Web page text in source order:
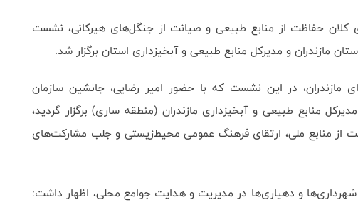
حفاظت از منابع طبیعی و صیانت از جنگل‌های هیرکانی، نشست
مازندران و مدیرکل منابع طبیعی و آبخیزداری استان برگزار شد.
مازندران، در این نشست که با حضور امیر رضایی، جانشین سازمان
منابع طبیعی و آبخیزداری مازندران (منطقه ساری) برگزار گردید،
از منابع ملی، ارتقای فرهنگ عمومی محیط‌زیستی و جلب مشارکت‌های
شهرداری‌ها و دهیاری‌ها در مدیریت و هدایت جوامع محلی، اظهار داشت: